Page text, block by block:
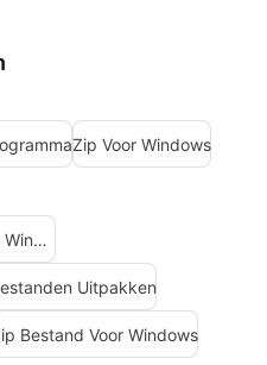
Zip Voor Windows
Gratis Unzip-hulpprogramma Voor Windows
Uitpakken
Bestand Voor Windows